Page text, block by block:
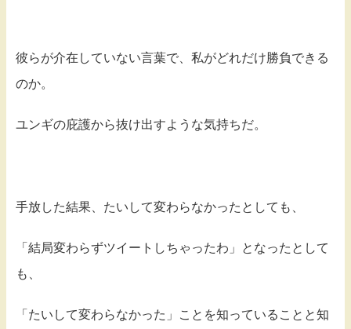
彼らが介在していない言葉で、私がどれだけ勝負できる
のか。
ユンギの庇護から抜け出すような気持ちだ。
手放した結果、たいして変わらなかったとしても、
「結局変わらずツイートしちゃったわ」となったとして
も、
「たいして変わらなかった」ことを知っていることと知